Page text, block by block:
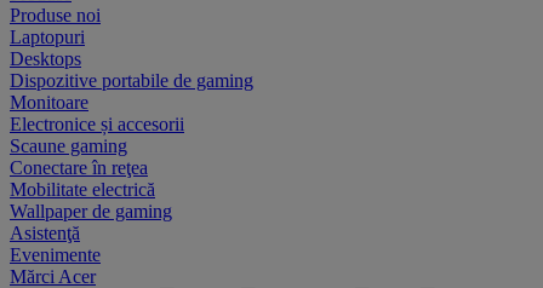
Produse noi
Laptopuri
Desktops
Dispozitive portabile de gaming
Monitoare
Electronice și accesorii
Scaune gaming
Conectare în reţea
Mobilitate electrică
Wallpaper de gaming
Asistenţă
Evenimente
Mărci Acer